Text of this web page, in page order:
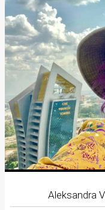
Aleksandra